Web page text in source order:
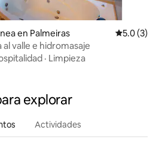
en Palmeiras
5.0 (3)
valle e hidromasaje
· Limpieza
explorar
Actividades